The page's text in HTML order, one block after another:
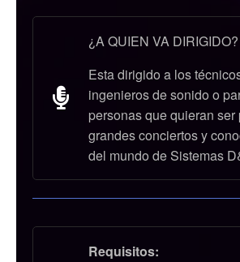
¿A QUIEN VA DIRIGIDO?
Esta dirigido a los
ingenieros de sonido o
personas que quieran ser
grandes conciertos y
del mundo de Sistemas
Requisitos: